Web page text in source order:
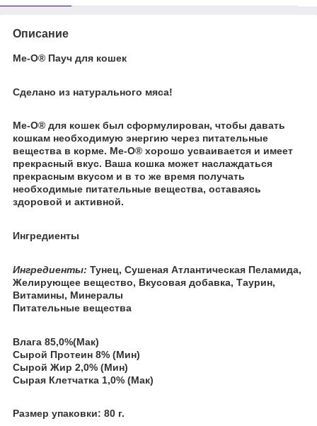
Описание
Me-O® Пауч для кошек
Сделано из натурального мяса!
Ме-О® для кошек был сформулирован, чтобы давать
кошкам необходимую энергию через питательные
вещества в корме. Me-O® хорошо усваивается и имеет
прекрасный вкус. Ваша кошка может наслаждаться
прекрасным вкусом и в то же время получать
необходимые питательные вещества, оставаясь
здоровой и активной.
Ингредиенты
Ингредиенты: Тунец, Сушеная Атлантическая Пеламида,
Желирующее вещество, Вкусовая добавка, Таурин,
Витамины, Минералы
Питательные вещества
Влага 85,0%(Мак)
Сырой Протеин 8% (Мин)
Сырой Жир 2,0% (Мин)
Сырая Клетчатка 1,0% (Мак)
Размер упаковки: 80 г.